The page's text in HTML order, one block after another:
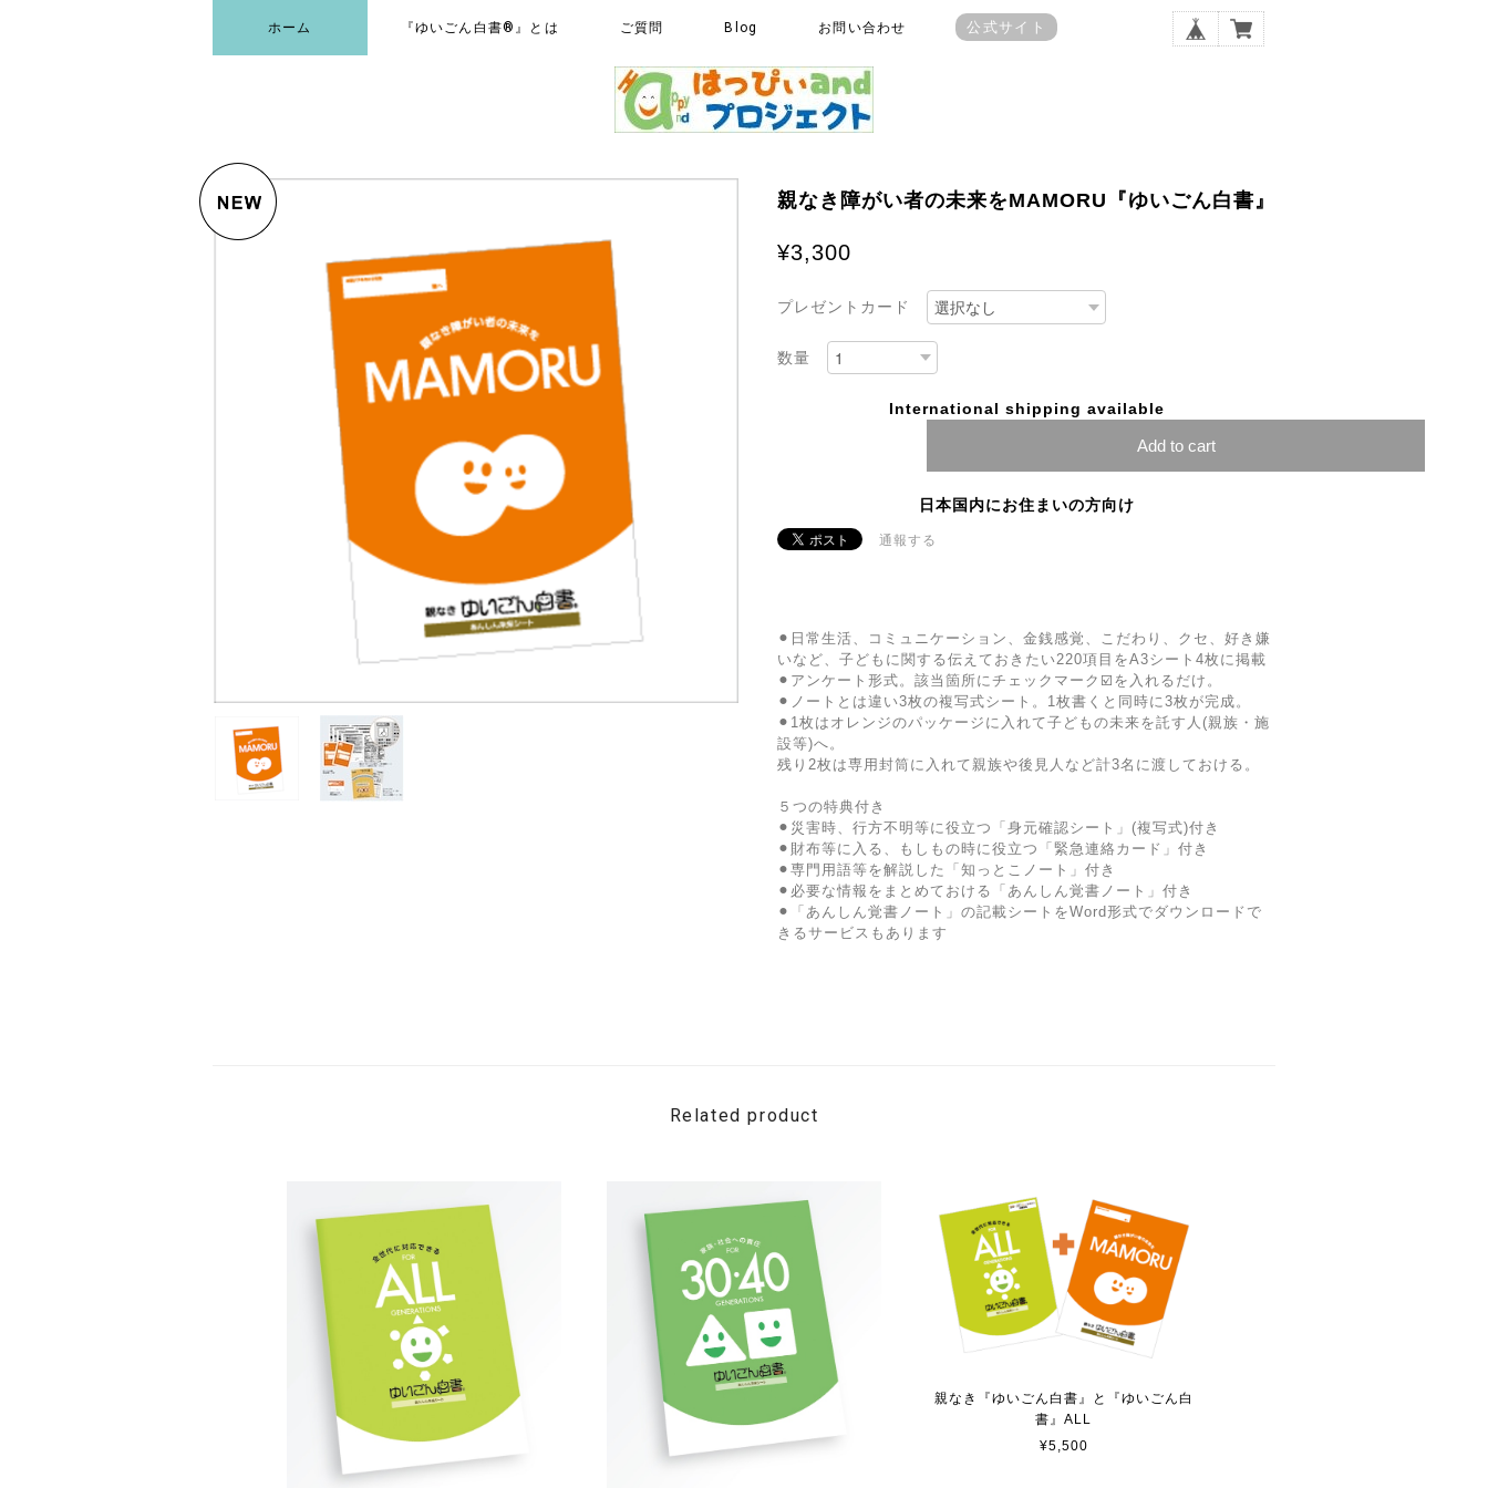
ホーム 『ゆいごん白書®』とは ご質問 Blog お問い合わせ 公式サイト
親なき障がい者の未来をMAMORU『ゆいごん白書』
¥3,300
プレゼントカード
数量
International shipping available
Add to cart
日本国内にお住まいの方向け
通報する
⚫︎日常生活、コミュニケーション、金銭感覚、こだわり、クセ、好き嫌
いなど、子どもに関する伝えておきたい220項目をA3シート4枚に掲載
⚫︎アンケート形式。該当箇所にチェックマーク☑️を入れるだけ。
⚫︎ノートとは違い3枚の複写式シート。1枚書くと同時に3枚が完成。
⚫︎1枚はオレンジのパッケージに入れて子どもの未来を託す人(親族・施
設等)へ。
残り2枚は専用封筒に入れて親族や後見人など計3名に渡しておける。
５つの特典付き
⚫︎災害時、行方不明等に役立つ「身元確認シート」(複写式)付き
⚫︎財布等に入る、もしもの時に役立つ「緊急連絡カード」付き
⚫︎専門用語等を解説した「知っとこノート」付き
⚫︎必要な情報をまとめておける「あんしん覚書ノート」付き
⚫︎「あんしん覚書ノート」の記載シートをWord形式でダウンロードで
きるサービスもあります
Related product
親なき『ゆいごん白書』と『ゆいごん白
書』ALL
¥5,500